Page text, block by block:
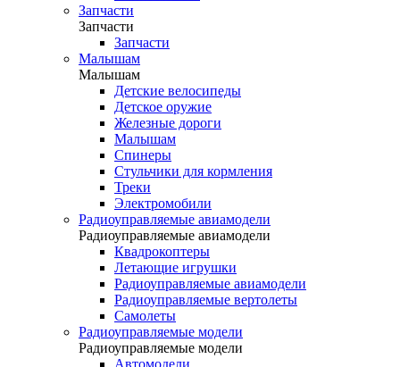
Запчасти
Запчасти
Запчасти
Малышам
Малышам
Детские велосипеды
Детское оружие
Железные дороги
Малышам
Спинеры
Стульчики для кормления
Треки
Электромобили
Радиоуправляемые авиамодели
Радиоуправляемые авиамодели
Квадрокоптеры
Летающие игрушки
Радиоуправляемые авиамодели
Радиоуправляемые вертолеты
Самолеты
Радиоуправляемые модели
Радиоуправляемые модели
Автомодели